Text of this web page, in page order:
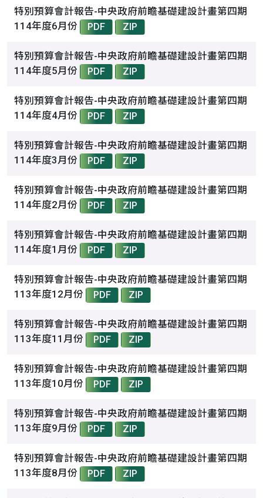
特別預算會計報告-中央政府前瞻基礎建設計畫第四期
114年度6月份
PDF ZIP
特別預算會計報告-中央政府前瞻基礎建設計畫第四期
114年度5月份
PDF ZIP
特別預算會計報告-中央政府前瞻基礎建設計畫第四期
114年度4月份
PDF ZIP
特別預算會計報告-中央政府前瞻基礎建設計畫第四期
114年度3月份
PDF ZIP
特別預算會計報告-中央政府前瞻基礎建設計畫第四期
114年度2月份
PDF ZIP
特別預算會計報告-中央政府前瞻基礎建設計畫第四期
114年度1月份
PDF ZIP
特別預算會計報告-中央政府前瞻基礎建設計畫第四期
113年度12月份
PDF ZIP
特別預算會計報告-中央政府前瞻基礎建設計畫第四期
113年度11月份
PDF ZIP
特別預算會計報告-中央政府前瞻基礎建設計畫第四期
113年度10月份
PDF ZIP
特別預算會計報告-中央政府前瞻基礎建設計畫第四期
113年度9月份
PDF ZIP
特別預算會計報告-中央政府前瞻基礎建設計畫第四期
113年度8月份
PDF ZIP